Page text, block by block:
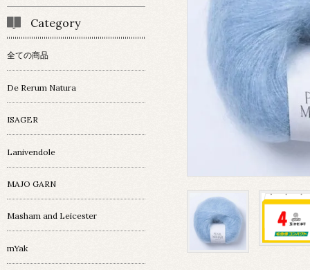
Category
全ての商品
De Rerum Natura
ISAGER
Lanivendole
MAJO GARN
Masham and Leicester
mYak